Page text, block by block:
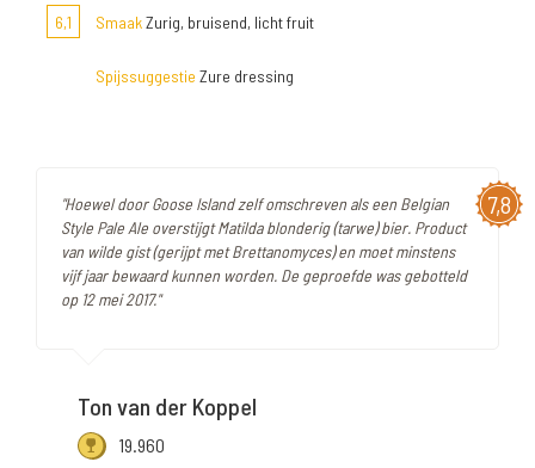
6,1 SmaakZurig, bruisend, licht fruit
Spijssuggestie Zure dressing
7,8
"Hoewel door Goose Island zelf omschreven als een Belgian
Style Pale Ale overstijgt Matilda blonderig (tarwe) bier. Product
van wilde gist (gerijpt met Brettanomyces) en moet minstens
vijf jaar bewaard kunnen worden. De geproefde was gebotteld
op 12 mei 2017."
Ton van der Koppel
19.960